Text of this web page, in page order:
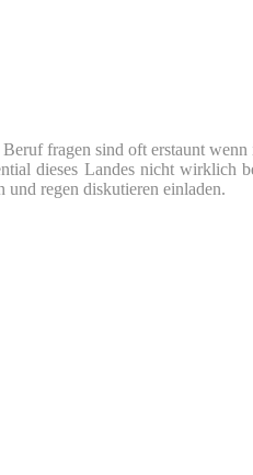
fragen sind oft erstaunt
dieses Landes nicht
und regen diskutieren einladen.